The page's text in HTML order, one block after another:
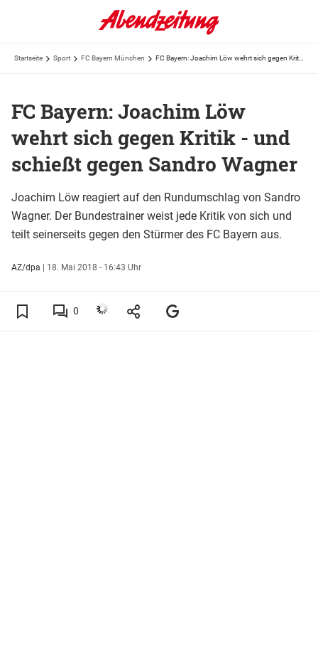
Startseite Sport FC Bayern München
FC Bayern: Joachim Löw
wehrt sich gegen Kritik - und
schießt gegen Sandro Wagner
Joachim Löw reagiert auf den Rundumschlag von Sandro
Wagner. Der Bundestrainer weist jede Kritik von sich und
teilt seinerseits gegen den Stürmer des FC Bayern aus.
AZ/dpa | 18. Mai 2018 - 16:43 Uhr
0